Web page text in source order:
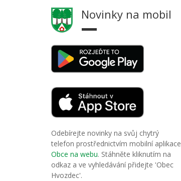
Novinky na mobil
Odebírejte novinky na svůj chytrý
telefon prostřednictvím mobilní aplikace
Obce na webu. Stáhněte kliknutím na
odkaz a ve vyhledávání přidejte 'Obec
Hvozdec'.